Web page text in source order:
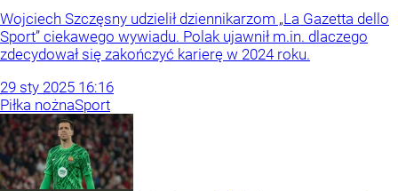
Wojciech Szczęsny udzielił dziennikarzom „La Gazetta dello
Sport” ciekawego wywiadu. Polak ujawnił m.in. dlaczego
zdecydował się zakończyć karierę w 2024 roku.
29 sty 2025 16:16
Piłka nożnaSport